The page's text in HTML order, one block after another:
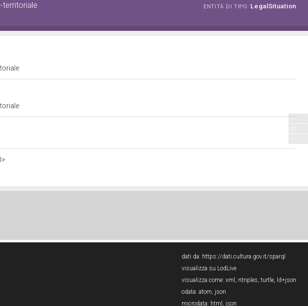
ENTITÀ DI TIPO: LegalSituation
dati da: https://dati.cultura.gov.it/sparql
visualizza su LodLive
visualizza come: xml , ntriples, turtle, ld+json
odata: atom, json
microdata: html , json